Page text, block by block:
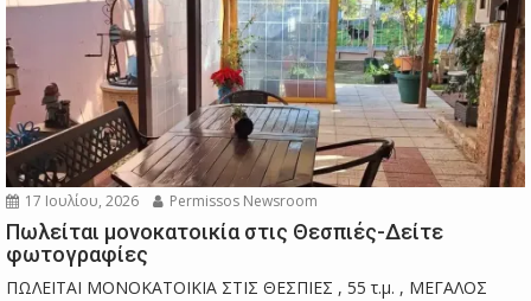
17 Ιουλίου, 2026 Permissos Newsroom
Πωλείται μονοκατοικία στις Θεσπιές-Δείτε
φωτογραφίες
ΠΩΛΕΙΤΑΙ ΜΟΝΟΚΑΤΟΙΚΙΑ ΣΤΙΣ ΘΕΣΠΙΕΣ , 55 τ.μ. , ΜΕΓΑΛΟΣ